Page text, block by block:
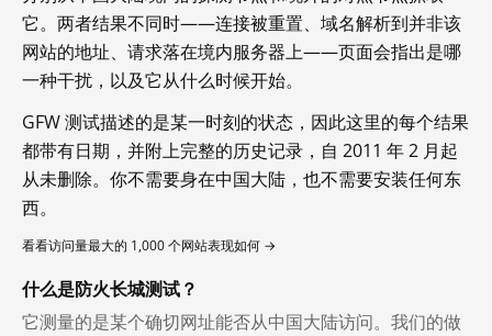
它。两者结果不同时——连接被重置、域名解析到并非该
网站的地址、请求落在境内服务器上——页面会指出是哪
一种干扰，以及它从什么时候开始。
GFW 测试描述的是某一时刻的状态，因此这里的每个结果
都带有日期，并附上完整的历史记录，自 2011 年 2 月起
从未删除。你不需要身在中国大陆，也不需要安装任何东
西。
看看访问量最大的 1,000 个网站表现如何 →
什么是防火长城测试？
它测量的是某个确切网址能否从中国大陆访问。我们的做